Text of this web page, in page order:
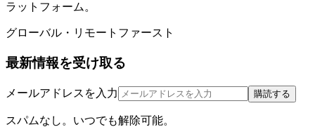
ラットフォーム。
グローバル・リモートファースト
最新情報を受け取る
メールアドレスを入力 購読する
スパムなし。いつでも解除可能。